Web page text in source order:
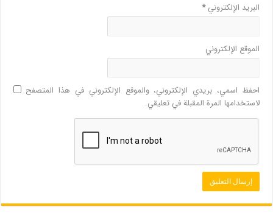
البريد الإلكتروني*
الموقع الإلكتروني
احفظ اسمي، بريدي الإلكتروني، والموقع الإلكتروني في هذا المتصفح
لاستخدامها المرة المقبلة في تعليقي.